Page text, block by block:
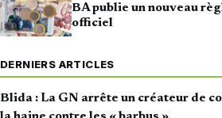
BA publie un nouveau
officiel
DERNIERS ARTICLES
Blida : La GN arrête un créateur de